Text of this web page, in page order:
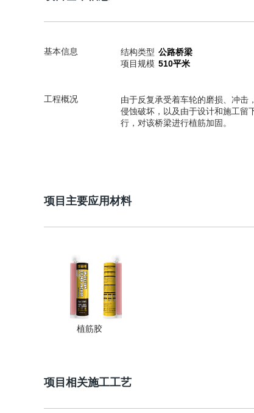
基本信息 结构类型 公路桥梁
项目规模 510平米
工程概况
由于反复承受着车轮的磨损、冲击
侵蚀破坏，以及由于设计和施工留
行，对该桥梁进行植筋加固。
项目主要应用材料
植筋胶
项目相关施工工艺